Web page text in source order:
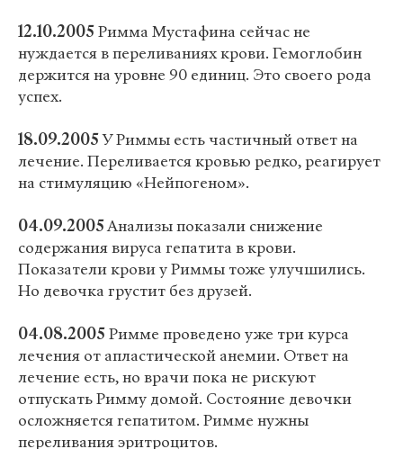
12.10.2005Римма Мустафина сейчас не
нуждается в переливаниях крови. Гемоглобин
держится на уровне 90 единиц. Это своего рода
успех.
18.09.2005У Риммы есть частичный ответ на
лечение. Переливается кровью редко, реагирует
на стимуляцию «Нейпогеном».
04.09.2005Анализы показали снижение
содержания вируса гепатита в крови.
Показатели крови у Риммы тоже улучшились.
Но девочка грустит без друзей.
04.08.2005Римме проведено уже три курса
лечения от апластической анемии. Ответ на
лечение есть, но врачи пока не рискуют
отпускать Римму домой. Состояние девочки
осложняется гепатитом. Римме нужны
переливания эритроцитов.